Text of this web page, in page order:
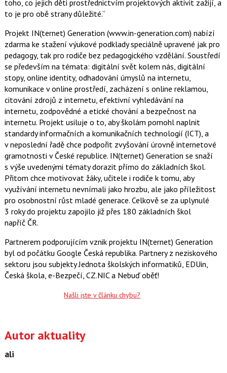
toho, co jejich děti prostřednictvím projektových aktivit zažijí, a
to je pro obě strany důležité.“
Projekt IN(ternet) Generation (www.in-generation.com) nabízí
zdarma ke stažení výukové podklady speciálně upravené jak pro
pedagogy, tak pro rodiče bez pedagogického vzdělání. Soustředí
se především na témata: digitální svět kolem nás, digitální
stopy, online identity, odhadování úmyslů na internetu,
komunikace v online prostředí, zacházení s online reklamou,
citování zdrojů z internetu, efektivní vyhledávání na
internetu, zodpovědné a etické chování a bezpečnost na
internetu. Projekt usiluje o to, aby školám pomohl naplnit
standardy informačních a komunikačních technologií (ICT), a
v neposlední řadě chce podpořit zvyšování úrovně internetové
gramotnosti v České republice. IN(ternet) Generation se snaží
s výše uvedenými tématy dorazit přímo do základních škol.
Přitom chce motivovat žáky, učitele i rodiče k tomu, aby
využívání internetu nevnímali jako hrozbu, ale jako příležitost
pro osobnostní růst mladé generace. Celkově se za uplynulé
3 roky do projektu zapojilo již přes 180 základních škol
napříč ČR.
Partnerem podporujícím vznik projektu IN(ternet) Generation
byl od počátku Google Česká republika. Partnery z neziskového
sektoru jsou subjekty Jednota školských informatiků, EDUin,
Česká škola, e-Bezpečí, CZ.NIC a Nebuď oběť!
Našli jste v článku chybu?
Autor aktuality
ali